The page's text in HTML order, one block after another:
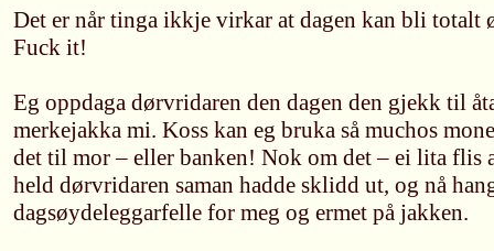
Det er når tinga ikkje virkar at dagen kan bli totalt
Fuck it!
Eg oppdaga dørvridaren den dagen den gjekk til
merkejakka mi. Koss kan eg bruka så muchos
det til mor – eller banken! Nok om det – ei lita flis
held dørvridaren saman hadde sklidd ut, og nå
dagsøydeleggarfelle for meg og ermet på jakken.